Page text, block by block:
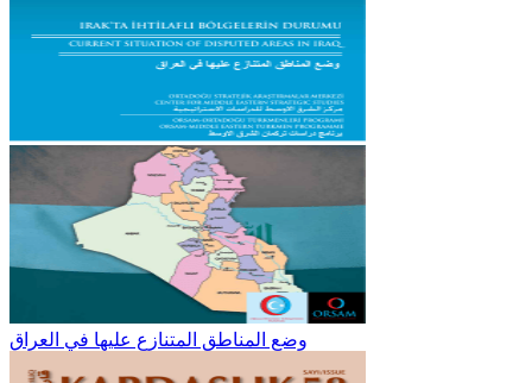
وضع المناطق المتنازع عليها في العراق